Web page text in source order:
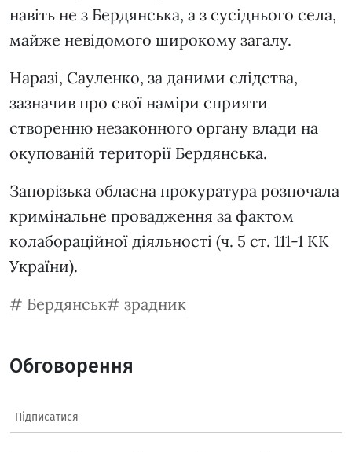
навіть не з Бердянська, а з сусіднього села,
майже невідомого широкому загалу.
Наразі, Сауленко, за даними слідства,
зазначив про свої наміри сприяти
створенню незаконного органу влади на
окупованій території Бердянська.
Запорізька обласна прокуратура розпочала
кримінальне провадження за фактом
колабораційної діяльності (ч. 5 ст. 111-1 КК
України).
Бердянськ
зрадник
Обговорення
Підписатися